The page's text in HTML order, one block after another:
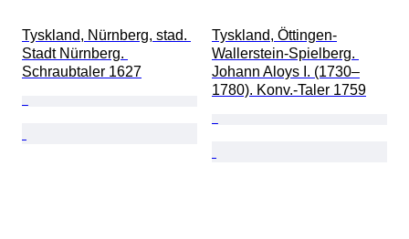
Tyskland, Nürnberg, stad.
Stadt Nürnberg.
Schraubtaler 1627
Tyskland, Öttingen-
Wallerstein-Spielberg.
Johann Aloys I. (1730–
1780). Konv.-Taler 1759